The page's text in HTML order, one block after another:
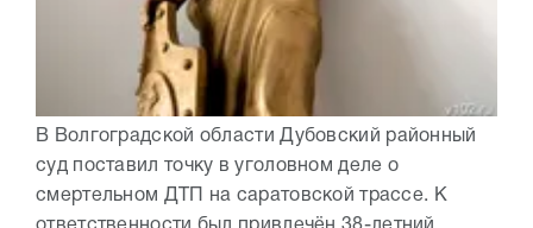
В Волгоградской области Дубовский районный
суд поставил точку в уголовном деле о
смертельном ДТП на саратовской трассе. К